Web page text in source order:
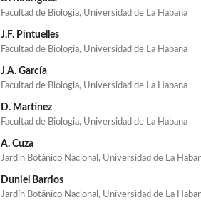
Facultad de Biologia, Universidad de La Habana
J.F. Pintuelles
Facultad de Biologia, Universidad de La Habana
J.A. García
Facultad de Biologia, Universidad de La Habana
D. Martínez
Facultad de Biologia, Universidad de La Habana
A. Cuza
Jardín Botánico Nacional, Universidad de La
Duniel Barrios
Jardín Botánico Nacional, Universidad de La